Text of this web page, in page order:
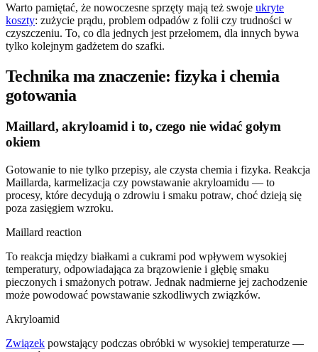
Warto pamiętać, że nowoczesne sprzęty mają też swoje ukryte
koszty: zużycie prądu, problem odpadów z folii czy trudności w
czyszczeniu. To, co dla jednych jest przełomem, dla innych bywa
tylko kolejnym gadżetem do szafki.
Technika ma znaczenie: fizyka i chemia
gotowania
Maillard, akryloamid i to, czego nie widać gołym
okiem
Gotowanie to nie tylko przepisy, ale czysta chemia i fizyka. Reakcja
Maillarda, karmelizacja czy powstawanie akryloamidu — to
procesy, które decydują o zdrowiu i smaku potraw, choć dzieją się
poza zasięgiem wzroku.
Maillard reaction
To reakcja między białkami a cukrami pod wpływem wysokiej
temperatury, odpowiadająca za brązowienie i głębię smaku
pieczonych i smażonych potraw. Jednak nadmierne jej zachodzenie
może powodować powstawanie szkodliwych związków.
Akryloamid
Związek powstający podczas obróbki w wysokiej temperaturze —